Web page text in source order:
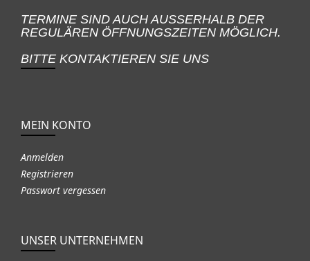
TERMINE SIND AUCH AUSSERHALB DER
REGULÄREN ÖFFNUNGSZEITEN MÖGLICH.
BITTE KONTAKTIEREN SIE UNS
MEIN KONTO
Anmelden
Registrieren
Passwort vergessen
UNSER UNTERNEHMEN